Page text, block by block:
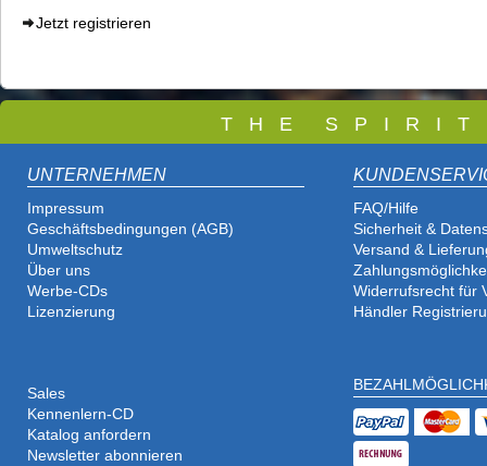
Jetzt registrieren
T H E S P I R I
UNTERNEHMEN
Impressum
Geschäftsbedingungen (AGB)
Umweltschutz
Über uns
Werbe-CDs
Lizenzierung
FAQ/Hilfe
Sicherheit &
Versand &
Widerrufsrecht für
Händler
Sales
Kennenlern-CD
Katalog anfordern
Newsletter abonnieren